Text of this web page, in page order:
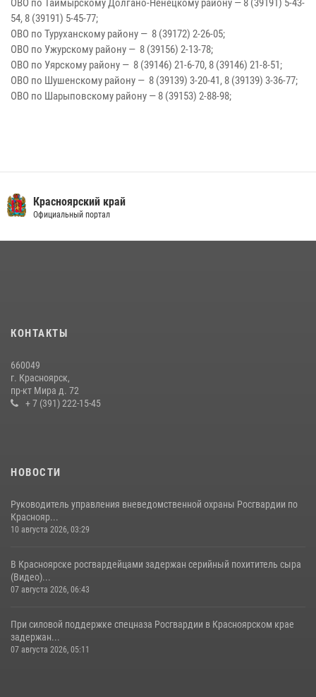
ОВО по Таймырскому Долгано-Ненецкому району — 8 (39191) 5-43-
54, 8 (39191) 5-45-77;
ОВО по Туруханскому району — 8 (39172) 2-26-05;
ОВО по Ужурскому району — 8 (39156) 2-13-78;
ОВО по Уярскому району — 8 (39146) 21-6-70, 8 (39146) 21-8-51;
ОВО по Шушенскому району — 8 (39139) 3-20-41, 8 (39139) 3-36-77;
ОВО по Шарыповскому району — 8 (39153) 2-88-98;
Красноярский край
Официальный портал
КОНТАКТЫ
660049
г. Красноярск,
пр-кт Мира д. 72
+ 7 (391) 222-15-45
НОВОСТИ
Руководитель управления вневедомственной охраны Росгвардии по
Краснояр...
10 августа 2026, 03:29
В Красноярске росгвардейцами задержан серийный похититель сыра
(Видео)...
07 августа 2026, 06:43
При силовой поддержке спецназа Росгвардии в Красноярском крае
задержан...
07 августа 2026, 05:11